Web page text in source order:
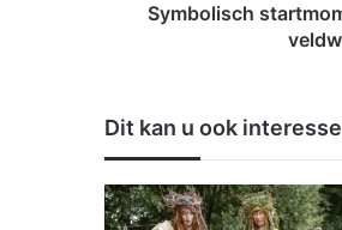
t
m
o
m
Symbolisch
Dit kan u ook